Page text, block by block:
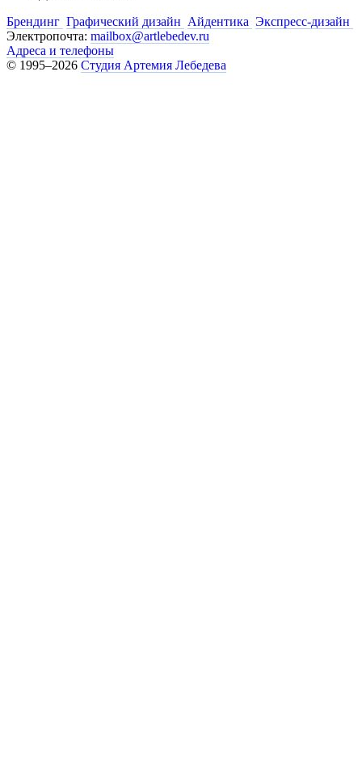
Брендинг Графический дизайн Айдентика Экспресс-дизайн
Электропочта: mailbox@artlebedev.ru
Адреса и телефоны
© 1995–2026 Студия Артемия Лебедева